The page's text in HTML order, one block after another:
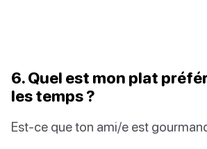
6. Quel est mon plat
les temps ?
Est-ce que ton ami/e est